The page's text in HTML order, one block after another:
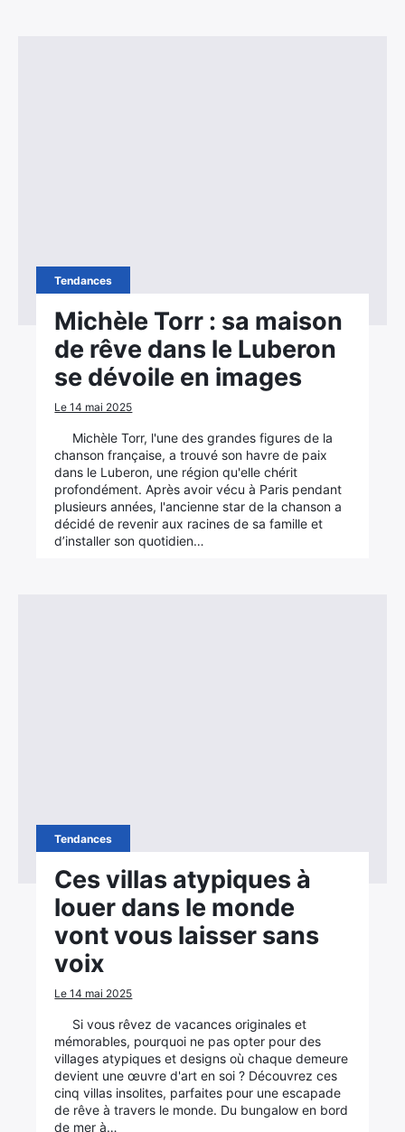
Tendances
Michèle Torr : sa maison
de rêve dans le Luberon
se dévoile en images
Le 14 mai 2025
Michèle Torr, l'une des grandes figures de la
chanson française, a trouvé son havre de paix
dans le Luberon, une région qu'elle chérit
profondément. Après avoir vécu à Paris pendant
plusieurs années, l'ancienne star de la chanson a
décidé de revenir aux racines de sa famille et
d’installer son quotidien…
Tendances
Ces villas atypiques à
louer dans le monde
vont vous laisser sans
voix
Le 14 mai 2025
Si vous rêvez de vacances originales et
mémorables, pourquoi ne pas opter pour des
villages atypiques et designs où chaque demeure
devient une œuvre d'art en soi ? Découvrez ces
cinq villas insolites, parfaites pour une escapade
de rêve à travers le monde. Du bungalow en bord
de mer à…